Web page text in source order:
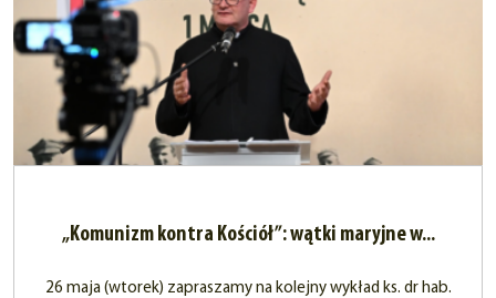
„Komunizm kontra Kościół”: wątki maryjne w...
26 maja (wtorek) zapraszamy na kolejny wykład ks. dr hab.